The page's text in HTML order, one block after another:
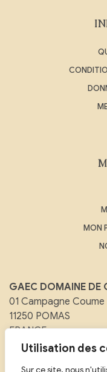
Utilisation des
Sur ce site, nous
MON
GAEC DOMAINE DE
01 Campagne
11250 POMAS
FRANCE
Email :